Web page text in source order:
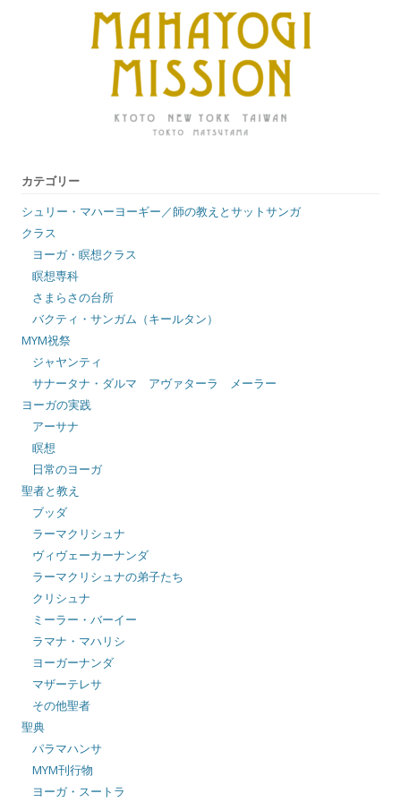
カテゴリー
シュリー・マハーヨーギー／師の教えとサットサンガ
クラス
ヨーガ・瞑想クラス
瞑想専科
さまらさの台所
バクティ・サンガム（キールタン）
MYM祝祭
ジャヤンティ
サナータナ・ダルマ アヴァターラ メーラー
ヨーガの実践
アーサナ
瞑想
日常のヨーガ
聖者と教え
ブッダ
ラーマクリシュナ
ヴィヴェーカーナンダ
ラーマクリシュナの弟子たち
クリシュナ
ミーラー・バーイー
ラマナ・マハリシ
ヨーガーナンダ
マザーテレサ
その他聖者
聖典
パラマハンサ
MYM刊行物
ヨーガ・スートラ